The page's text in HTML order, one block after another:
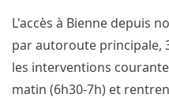
L'accès à Bienne depuis
par autoroute principale,
les interventions
matin (6h30-7h) et